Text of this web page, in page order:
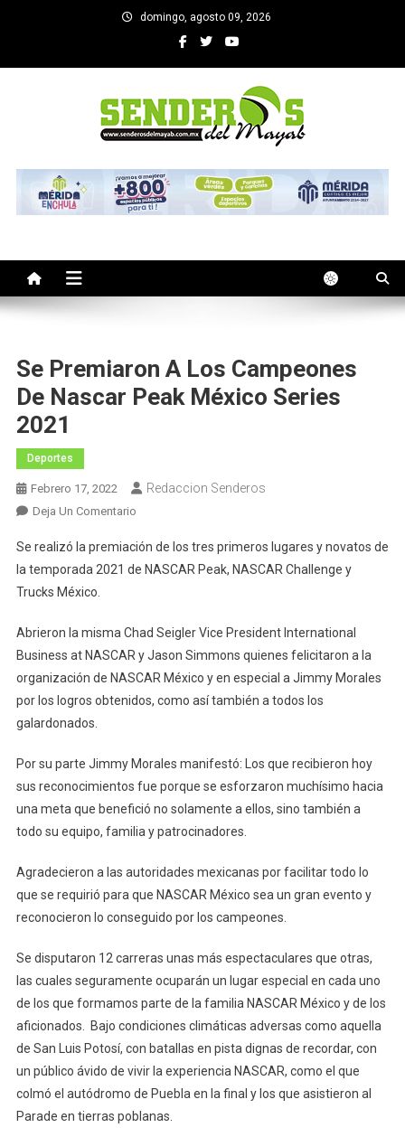
domingo, agosto 09, 2026
SENDEROS DEL MAYAB
Se Premiaron A Los Campeones
De Nascar Peak México Series
2021
Deportes
Febrero 17, 2022 Redaccion Senderos
Deja Un ComentarioEn
Premiaron
A
De
Nascar
Peak
México
Se realizó la premiación de los tres primeros lugares y novatos de
la temporada 2021 de NASCAR Peak, NASCAR Challenge y
Trucks México.
Abrieron la misma Chad Seigler Vice President International
Business at NASCAR y Jason Simmons quienes felicitaron a la
organización de NASCAR México y en especial a Jimmy Morales
por los logros obtenidos, como así también a todos los
galardonados.
Por su parte Jimmy Morales manifestó: Los que recibieron hoy
sus reconocimientos fue porque se esforzaron muchísimo hacia
una meta que benefició no solamente a ellos, sino también a
todo su equipo, familia y patrocinadores.
Agradecieron a las autoridades mexicanas por facilitar todo lo
que se requirió para que NASCAR México sea un gran evento y
reconocieron lo conseguido por los campeones.
Se disputaron 12 carreras unas más espectaculares que otras,
las cuales seguramente ocuparán un lugar especial en cada uno
de los que formamos parte de la familia NASCAR México y de los
aficionados. Bajo condiciones climáticas adversas como aquella
de San Luis Potosí, con batallas en pista dignas de recordar, con
un público ávido de vivir la experiencia NASCAR, como el que
colmó el autódromo de Puebla en la final y los que asistieron al
Parade en tierras poblanas.